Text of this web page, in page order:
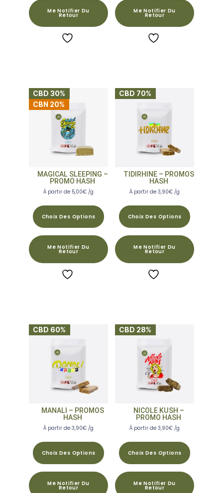
Me Notifier Du
Retour
Me Notifier Du
Retour
CBD 30%
CBN 20%
MAGICAL SLEEPING –
PROMO HASH
À partir de 5,00€ /g
Choix Des Options
Me Notifier Du
Retour
CBD 70%
TIDIRHINE – PROMOS
HASH
À partir de 3,90€ /g
Choix Des Options
Me Notifier Du
Retour
CBD 60%
MANALI – PROMOS
HASH
À partir de 3,90€ /g
Choix Des Options
Me Notifier Du
Retour
CBD 28%
NICOLE KUSH –
PROMO HASH
À partir de 3,90€ /g
Choix Des Options
Me Notifier Du
Retour